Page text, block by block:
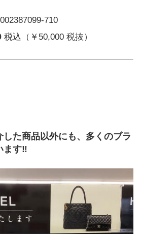
710
税込（￥50,000 税抜）
た商品以外にも、多くのブラ
ます‼